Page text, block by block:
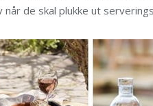
når de skal plukke ut